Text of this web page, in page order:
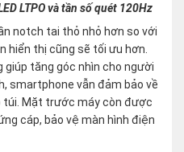
LTPO và tần số quét 120Hz
notch tai thỏ nhỏ hơn so với
hiển thị cũng sẽ tối ưu hơn.
giúp tăng góc nhìn cho người
smartphone vẫn đảm bảo về
túi. Mặt trước máy còn được
cáp, bảo vệ màn hình điện